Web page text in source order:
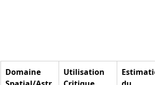
Domaine
Utilisation